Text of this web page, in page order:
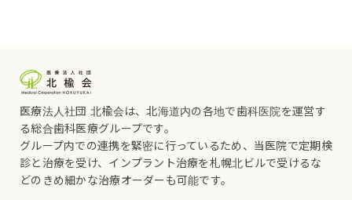
医療法人社団 北楡会は、北海道内の各地で歯科医院を運営す
る総合歯科医療グループです。
グループ内での連携を緊密に行っているため、当医院で定期検
診と治療を受け、インプラント治療を札幌北ビルで受けるな
どのきめ細かな治療オーダーも可能です。